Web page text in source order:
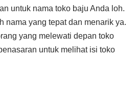
untuk nama toko baju Anda loh.
nama yang tepat dan menarik ya.
yang melewati depan toko
untuk melihat isi toko